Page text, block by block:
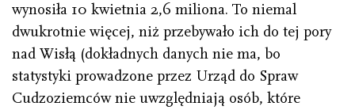
wynosiła 10 kwietnia 2,6 miliona. To niemal
dwukrotnie więcej, niż przebywało ich do tej pory
nad Wisłą (dokładnych danych nie ma, bo
statystyki prowadzone przez Urząd do Spraw
Cudzoziemców nie uwzględniają osób, które